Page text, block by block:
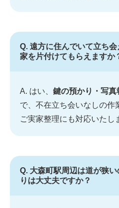
Q. 遠方に住んでいて立ち
家を片付けてもらえますか
A. はい、 鍵の預かり・写
で、不在立ち会いなしの作
ご実家整理にも対応いたし
Q. 大森町駅周辺は道が狭
りは大丈夫ですか？